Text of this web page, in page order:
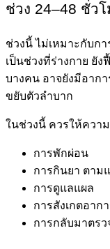
ช่วง 24–48 ชั่ว
ช่วงนี้ ไม่เหมาะกับกา
เป็นช่วงที่ร่างกาย ยั
บางคน อาจยังมีอาก
ขยับตัวลำบาก
ในช่วงนี้ ควรให้ควา
การพักผ่อน
การกินยา ตาม
การดูแลแผล
การสังเกตอาก
การกลับมาตร